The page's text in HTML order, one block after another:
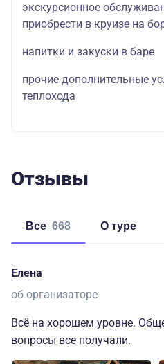
экскурсионное
приобрести в круизе на
напитки и закуски в баре
прочие дополнительные
теплохода
Отзывы
Все 668 о туре
Елена
об организаторе
Всё на хорошем уровне.
вопросы все получали.